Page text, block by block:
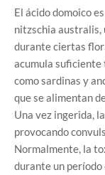
El ácido domoico
nitzschia
durante ciertas
acumula suficiente
como sardinas y
que se alimentan
Una vez ingerida,
provocando
Normalmente, la
durante un